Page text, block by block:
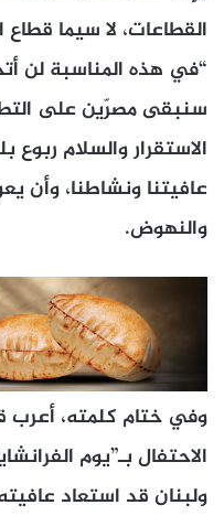
القطاعات، لا سيما قطاع
“في هذه المناسبة لن
سنبقى مصرّين على
الاستقرار والسلام
عافيتنا ونشاطنا، وأن
والنهوض.
وفي ختام كلمته،
ولبنان قد استعاد